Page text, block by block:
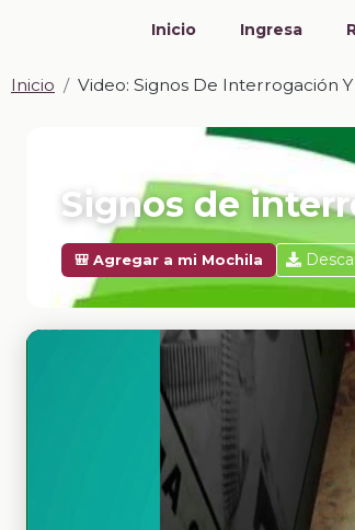
Inicio Ingresa
Inicio Video: Signos De Interrogación
Signos de
🎒 Agregar a mi Mochila